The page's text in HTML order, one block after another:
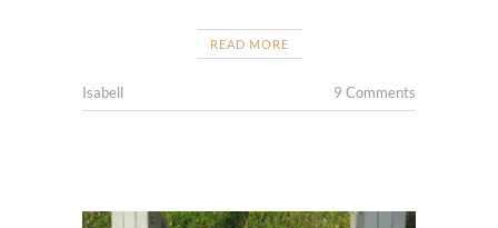
READ MORE
Isabell 9 Comments